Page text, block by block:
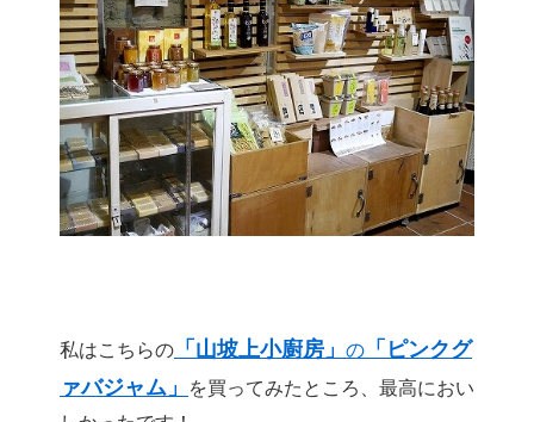
私はこちらの 「山坡上小廚房」 の 「ピンクグ
ァバジャム」
を買ってみたところ、最高におい